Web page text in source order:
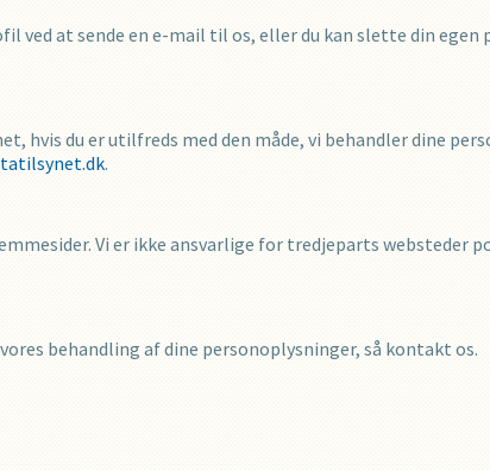
ved at sende en e-mail til os, eller du kan slette din
hvis du er utilfreds med den måde, vi behandler dine
.
Vi er ikke ansvarlige for tredjeparts websteder
behandling af dine personoplysninger, så kontakt os.